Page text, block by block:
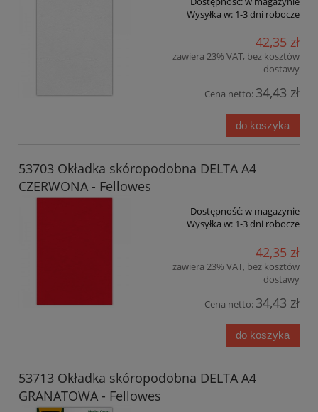
Wysyłka w: 1-3 dni robocze
42,35 zł
zawiera 23% VAT, bez kosztów
dostawy
Cena netto: 34,43 zł
do koszyka
53703 Okładka skóropodobna DELTA A4
CZERWONA - Fellowes
Dostępność:w magazynie
Wysyłka w: 1-3 dni robocze
42,35 zł
zawiera 23% VAT, bez kosztów
dostawy
Cena netto: 34,43 zł
do koszyka
53713 Okładka skóropodobna DELTA A4
GRANATOWA - Fellowes